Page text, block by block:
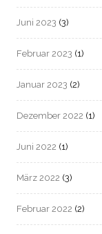
Juni 2023 (3)
Februar 2023 (1)
Januar 2023 (2)
Dezember 2022 (1)
Juni 2022 (1)
März 2022 (3)
Februar 2022 (2)